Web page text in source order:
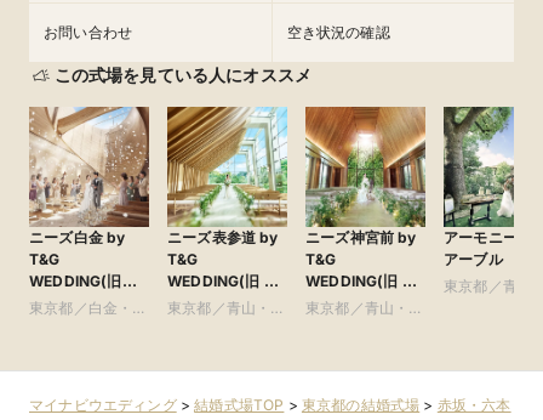
お問い合わせ 空き状況の確認
この式場を見ている人にオススメ
ニーズ白金 by
T&G
WEDDING(旧
アーフェリーク白
東京都／白金・恵
ニーズ表参道 by
T&G
WEDDING(旧 表
参道TERRACE)
東京都／青山・表
ニーズ神宮前 by
T&G
WEDDING(旧 ア
ルモニーソルーナ
東京都／青山・表
アーモニーア
アーブル
東京都／青山
マイナビウエディング>結婚式場TOP > 東京都の結婚式場 > 赤坂・六本